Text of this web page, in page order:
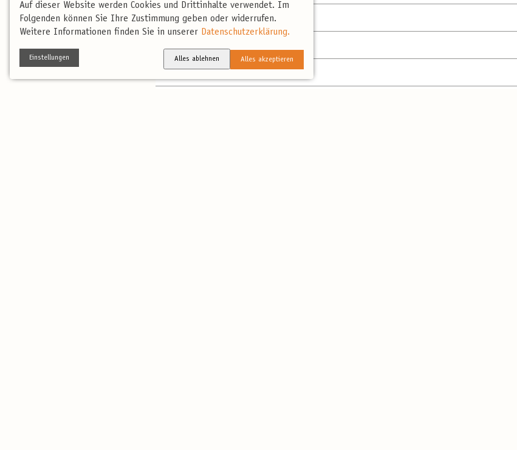
Auf dieser Website werden Cookies und Drittinhalte verwendet. Im
Folgenden können Sie Ihre Zustimmung geben oder widerrufen.
Weitere Informationen finden Sie in unserer Datenschutzerklärung.
Einstellungen Alles ablehnen Alles akzeptieren
Telefon
Weiterführende Informationen